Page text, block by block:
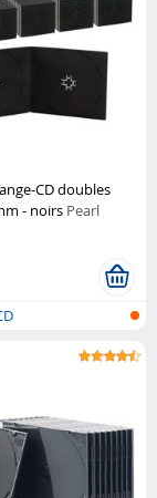
CD doubles
- noirs Pearl